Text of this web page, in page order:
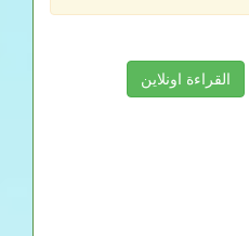
القراءة اونلاين